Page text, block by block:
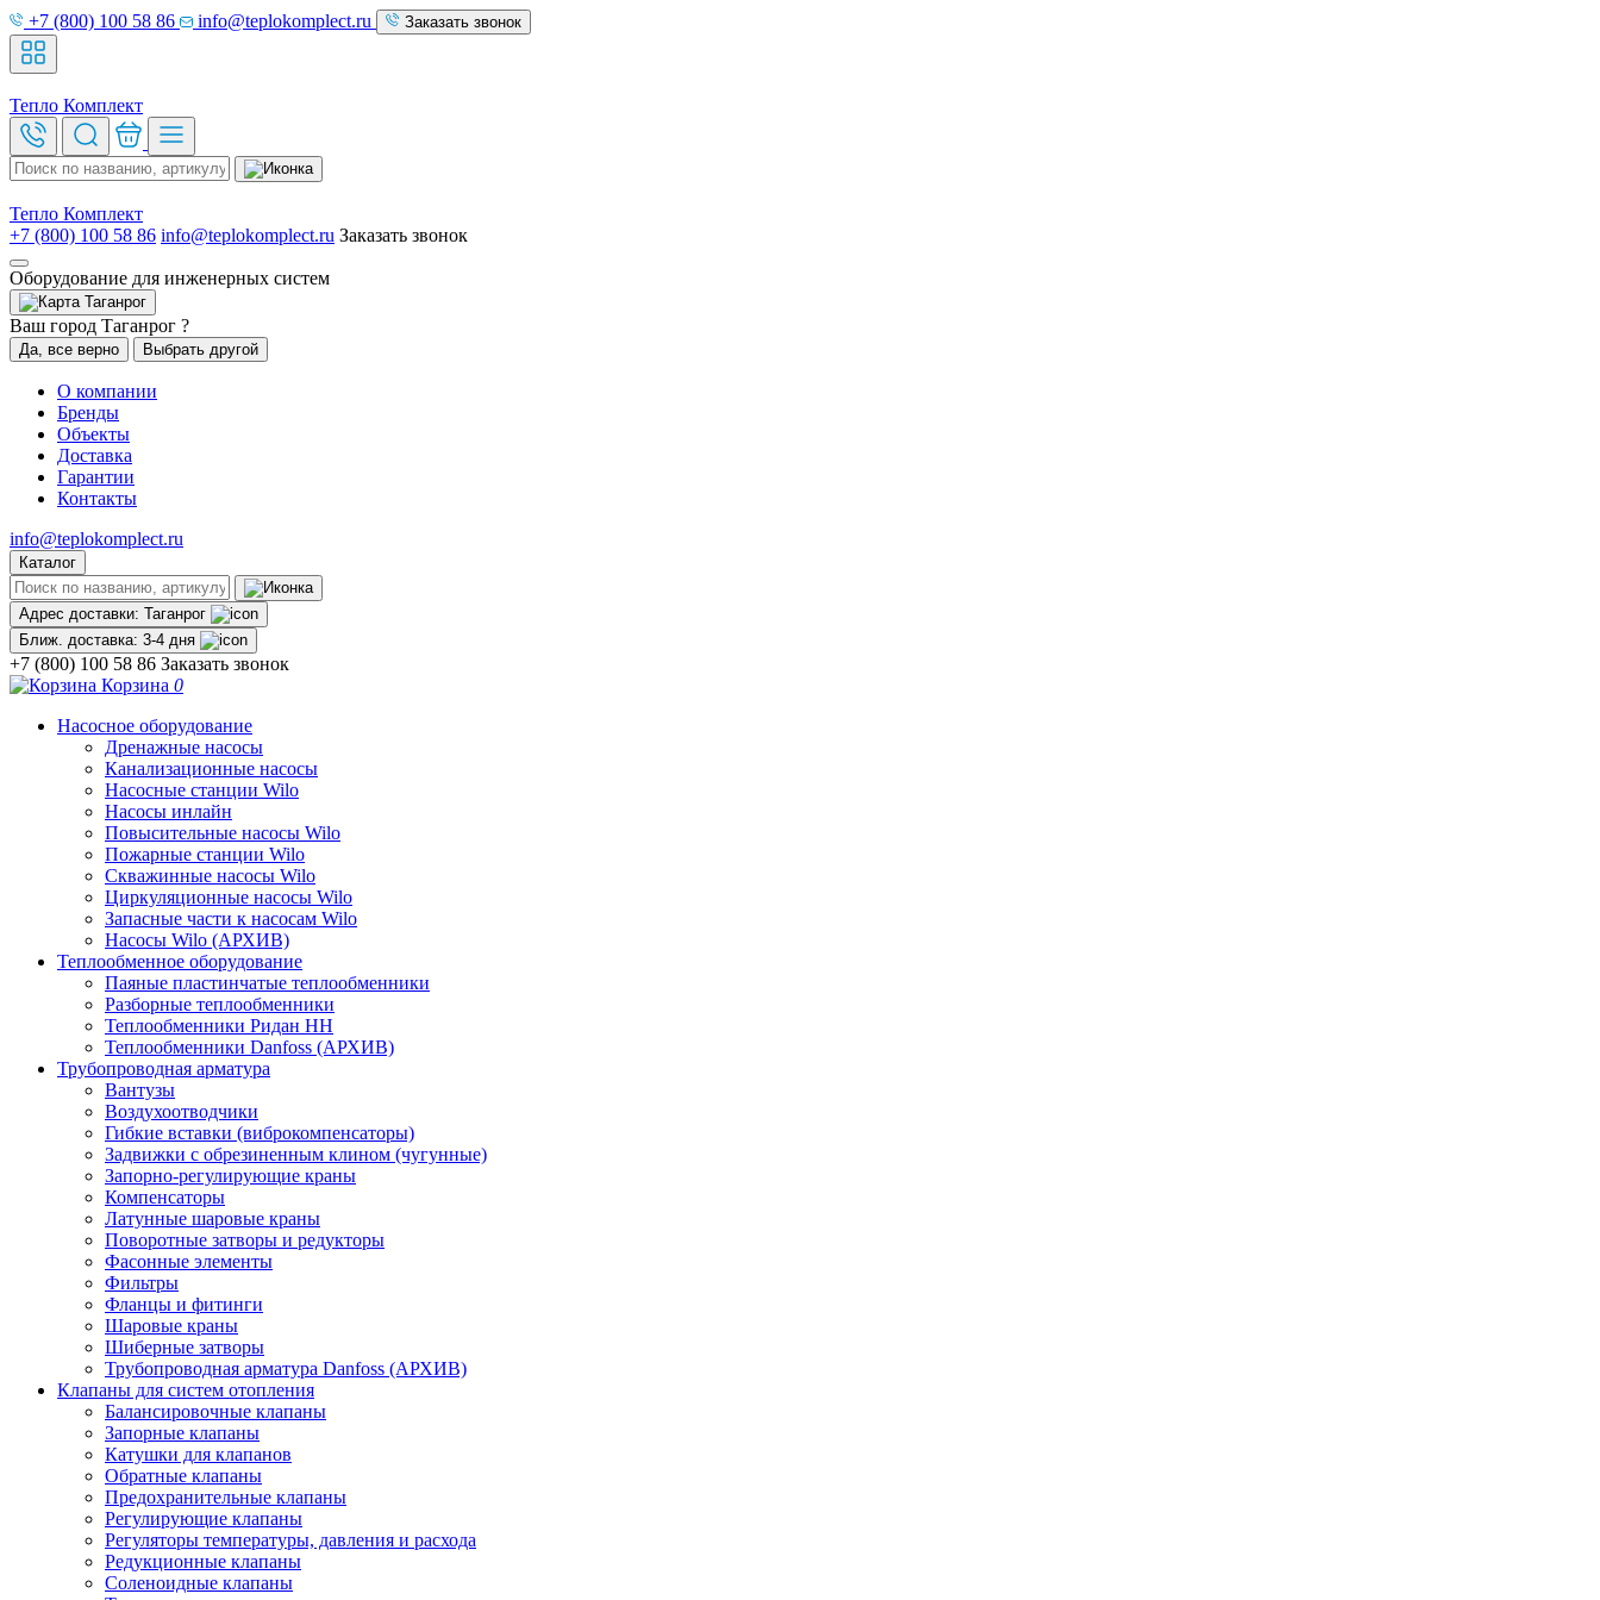
+7 (800) 100 58 86 info@teplokomplect.ru Заказать звонок
Тепло Комплект
Тепло Комплект
+7 (800) 100 58 86 info@teplokomplect.ru Заказать звонок
Оборудование для инженерных систем
Таганрог
Ваш город Таганрог ?
Да, все верно Выбрать другой
О компании
Бренды
Объекты
Доставка
Гарантии
Контакты
info@teplokomplect.ru
Каталог
Адрес доставки: Таганрог
Ближ. доставка: 3-4 дня
+7 (800) 100 58 86 Заказать звонок
Корзина 0
Насосное оборудование
Дренажные насосы
Канализационные насосы
Насосные станции Wilo
Насосы инлайн
Повысительные насосы Wilo
Пожарные станции Wilo
Скважинные насосы Wilo
Циркуляционные насосы Wilo
Запасные части к насосам Wilo
Насосы Wilo (АРХИВ)
Теплообменное оборудование
Паяные пластинчатые теплообменники
Разборные теплообменники
Теплообменники Ридан НН
Теплообменники Danfoss (АРХИВ)
Трубопроводная арматура
Вантузы
Воздухоотводчики
Гибкие вставки (виброкомпенсаторы)
Задвижки с обрезиненным клином (чугунные)
Запорно-регулирующие краны
Компенсаторы
Латунные шаровые краны
Поворотные затворы и редукторы
Фасонные элементы
Фильтры
Фланцы и фитинги
Шаровые краны
Шиберные затворы
Трубопроводная арматура Danfoss (АРХИВ)
Клапаны для систем отопления
Балансировочные клапаны
Запорные клапаны
Катушки для клапанов
Обратные клапаны
Предохранительные клапаны
Регулирующие клапаны
Регуляторы температуры, давления и расхода
Редукционные клапаны
Соленоидные клапаны